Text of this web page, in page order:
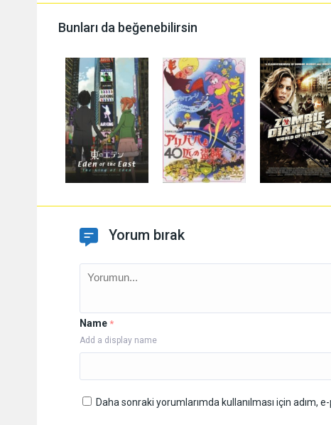
Bunları da beğenebilirsin
Yorum bırak
Name *
Add a display name
Daha sonraki yorumlarımda kullanılması için adım,